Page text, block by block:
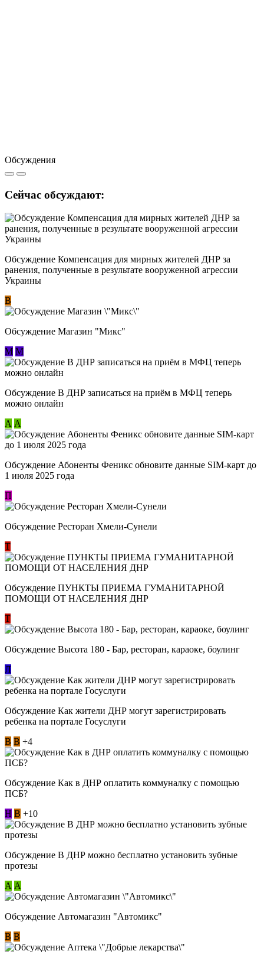
Обсуждения
Сейчас обсуждают:
Обсуждение Компенсация для мирных жителей ДНР за
ранения, полученные в результате вооруженной агрессии
Украины
В
Обсуждение Магазин "Микс"
М М
Обсуждение В ДНР записаться на приём в МФЦ теперь
можно онлайн
А А
Обсуждение Абоненты Феникс обновите данные SIM-карт до
1 июля 2025 года
П
Обсуждение Ресторан Хмели-Сунели
Т
Обсуждение ​ПУНКТЫ ПРИЕМА ГУМАНИТАРНОЙ
ПОМОЩИ ОТ НАСЕЛЕНИЯ ДНР
Т
Обсуждение Высота 180 - Бар, ресторан, караоке, боулинг
Л
Обсуждение Как жители ДНР могут зарегистрировать
ребенка на портале Госуслуги
В В +4
Обсуждение Как в ДНР оплатить коммуналку с помощью
ПСБ?
Н В +10
Обсуждение В ДНР можно бесплатно установить зубные
протезы
А А
Обсуждение Автомагазин "Автомикс"
В В